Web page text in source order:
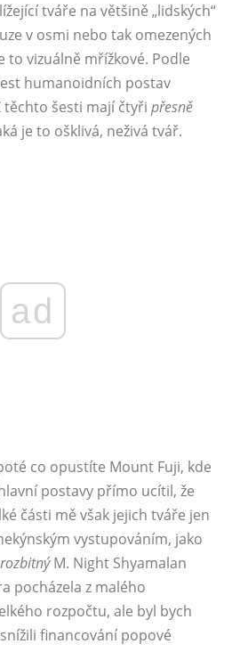
tváře na většině „lidských“
v osmi nebo tak omezených
to vizuálně mřížkové. Podle
humanoidních postav
těchto šesti mají čtyři přesně
je to ošklivá, neživá tvář.
ad
co opustíte Mount Fuji, kde
postavy přímo ucítil, že
části mě však jejich tváře jen
vystupováním, jako
M. Night Shyamalan
pocházela z malého
rozpočtu, ale byl bych
financování popové